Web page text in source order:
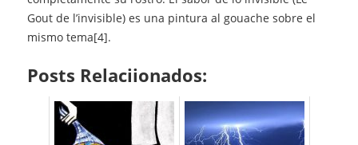
Gout de l’invisible) es una pintura al gouache sobre el
mismo tema[4].
Posts Relaciionados: